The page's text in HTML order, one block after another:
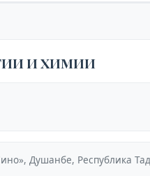
И ХИМИИ
Душанбе, Республика